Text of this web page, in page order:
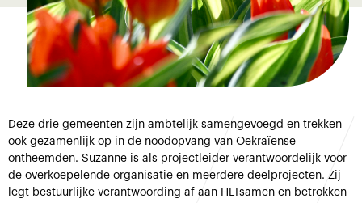
Deze drie gemeenten zijn ambtelijk samengevoegd en trekken
ook gezamenlijk op in de noodopvang van Oekraïense
ontheemden. Suzanne is als projectleider verantwoordelijk voor
de overkoepelende organisatie en meerdere deelprojecten. Zij
legt bestuurlijke verantwoording af aan HLTsamen en betrokken